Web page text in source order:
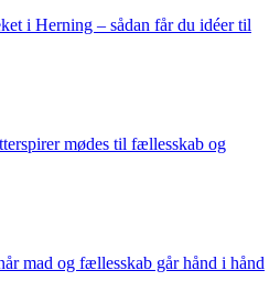
i Herning – sådan får du idéer til
mødes til fællesskab og
mad og fællesskab går hånd i hånd